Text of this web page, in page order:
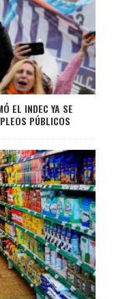
EL INDEC YA SE
PÚBLICOS